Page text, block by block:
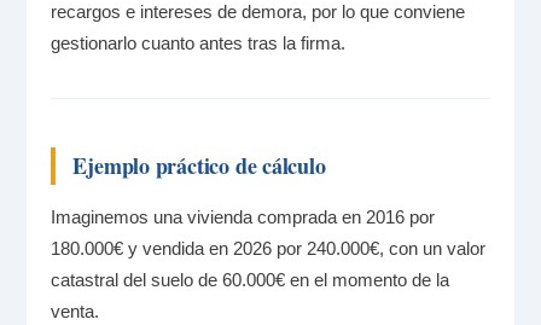
recargos e intereses de demora, por lo que conviene
gestionarlo cuanto antes tras la firma.
Ejemplo práctico de cálculo
Imaginemos una vivienda comprada en 2016 por
180.000€ y vendida en 2026 por 240.000€, con un valor
catastral del suelo de 60.000€ en el momento de la
venta.